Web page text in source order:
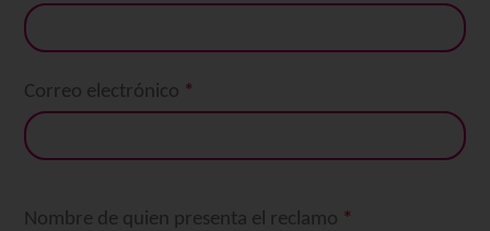
Correo electrónico *
Nombre de quien presenta el reclamo *